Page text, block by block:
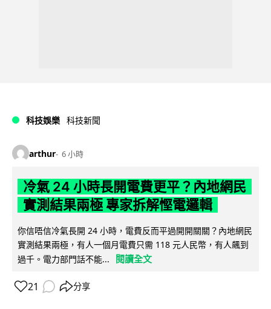
科技娛樂 科技新聞
arthur 6 小時
冷氣 24 小時長開電費更平？內地網民
實測結果兩極 專家拆解慳電邏輯
你信唔信冷氣長開 24 小時，電費反而平過開開關關？內地網民
實測結果兩極，有人一個月電費只需 118 元人民幣，有人飆到
過千。電力部門話不能...
閱讀全文
21 分享